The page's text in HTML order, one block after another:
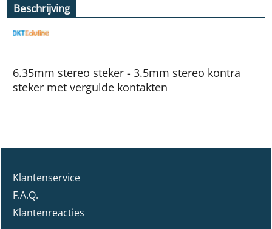
Beschrijving
6.35mm stereo steker - 3.5mm stereo kontra
steker met vergulde kontakten
Klantenservice
F.A.Q.
Klantenreacties